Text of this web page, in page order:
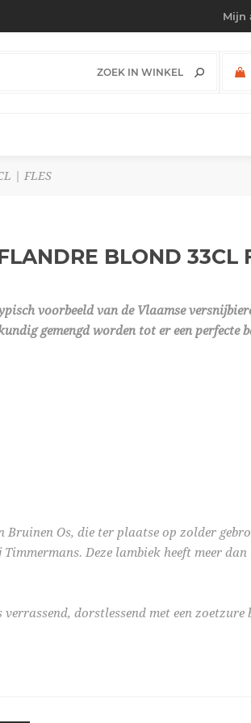
Mijn
| FLES
BLOND 33CL
voorbeeld van de Vlaamse
gemengd worden tot er een perfecte
Bruinen Os, die ter plaatse op zolder
Deze lambiek heeft meer
dorstlessend met een zoetzure